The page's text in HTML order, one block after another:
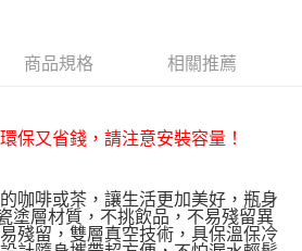
需綁卡、不需儲值。
程】
先享後付」後，將跳轉至「AFTEE先享後付」
商品規格 相關推薦
保又省錢，請注意安裝容量！
咖啡或茶，讓生活更加美好，瓶身
塗層材質，不挑飲品，不易殘留異
殘留，雙層真空技術，具保溫保冷